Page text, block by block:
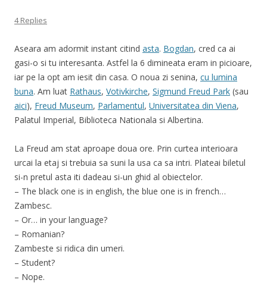
4 Replies
Aseara am adormit instant citind asta. Bogdan, cred ca ai
gasi-o si tu interesanta. Astfel la 6 dimineata eram in picioare,
iar pe la opt am iesit din casa. O noua zi senina, cu lumina
buna. Am luat Rathaus, Votivkirche, Sigmund Freud Park (sau
aici), Freud Museum, Parlamentul, Universitatea din Viena,
Palatul Imperial, Biblioteca Nationala si Albertina.
La Freud am stat aproape doua ore. Prin curtea interioara
urcai la etaj si trebuia sa suni la usa ca sa intri. Plateai biletul
si-n pretul asta iti dadeau si-un ghid al obiectelor.
– The black one is in english, the blue one is in french…
Zambesc.
– Or… in your language?
– Romanian?
Zambeste si ridica din umeri.
– Student?
– Nope.